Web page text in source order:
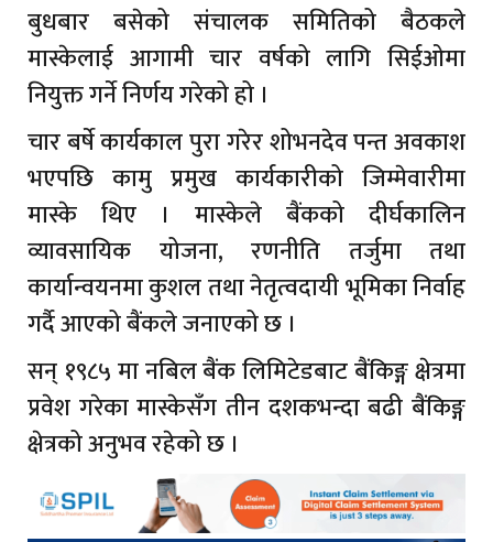
बुधबार बसेको संचालक समितिको बैठकले
मास्केलाई आगामी चार वर्षको लागि सिईओमा
नियुक्त गर्ने निर्णय गरेको हो ।
चार बर्षे कार्यकाल पुरा गरेर शोभनदेव पन्त अवकाश
भएपछि कामु प्रमुख कार्यकारीको जिम्मेवारीमा
मास्के थिए । मास्केले बैंकको दीर्घकालिन
व्यावसायिक योजना, रणनीति तर्जुमा तथा
कार्यान्वयनमा कुशल तथा नेतृत्वदायी भूमिका निर्वाह
गर्दै आएको बैंकले जनाएको छ ।
सन् १९८५ मा नबिल बैंक लिमिटेडबाट बैंकिङ्ग क्षेत्रमा
प्रवेश गरेका मास्केसँग तीन दशकभन्दा बढी बैंकिङ्ग
क्षेत्रको अनुभव रहेको छ ।